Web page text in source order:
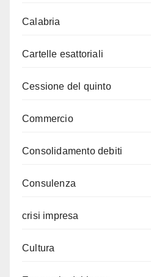
Calabria
Cartelle esattoriali
Cessione del quinto
Commercio
Consolidamento debiti
Consulenza
crisi impresa
Cultura